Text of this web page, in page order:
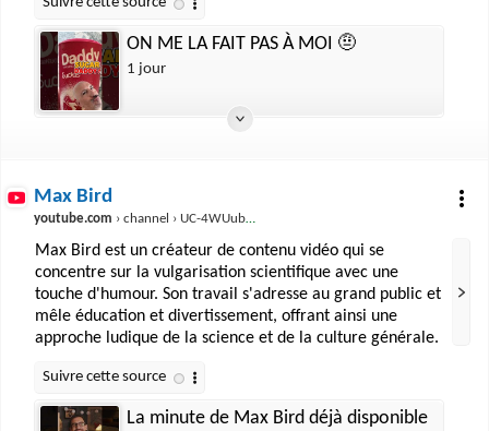
ON ME LA FAIT PAS À MOI 🤨
1 jour
Max Bird
youtube.com › channel › UC-4WUubuVGowG_R7gdgesPA
Max Bird est un créateur de contenu vidéo qui se
concentre sur la vulgarisation scientifique avec une
touche d'humour. Son travail s'adresse au grand public et
mêle éducation et divertissement, offrant ainsi une
approche ludique de la science et de la culture générale.
La minute de Max Bird déjà disponible